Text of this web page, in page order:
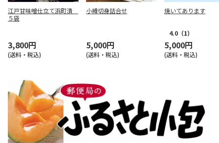
江戸甘味噌仕立て浜町漬
５袋
3,800円
(送料・税込)
小樽切身詰合せ
5,000円
(送料・税込)
焼いてあります
4.0 （1）
5,000円
(送料・税込)